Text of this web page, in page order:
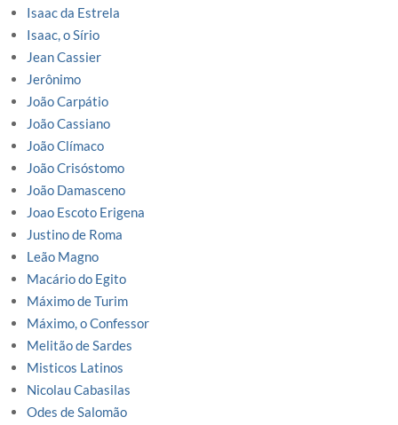
Isaac da Estrela
Isaac, o Sírio
Jean Cassier
Jerônimo
João Carpátio
João Cassiano
João Clímaco
João Crisóstomo
João Damasceno
Joao Escoto Erigena
Justino de Roma
Leão Magno
Macário do Egito
Máximo de Turim
Máximo, o Confessor
Melitão de Sardes
Misticos Latinos
Nicolau Cabasilas
Odes de Salomão